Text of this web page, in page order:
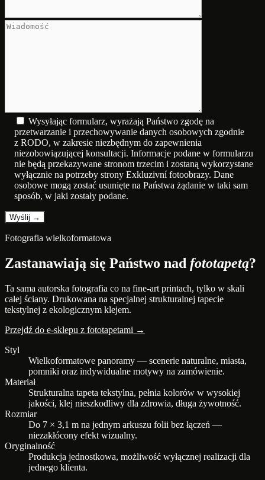
Wysyłając formularz, wyrażają Państwo zgodę na
przetwarzanie i przechowywanie danych osobowych zgodnie
z RODO, w zakresie niezbędnym do zapewnienia
niezobowiązującej konsultacji. Informacje podane w formularzu
nie będą przekazywane stronom trzecim i zostaną wykorzystane
wyłącznie na potrzeby strony Exkluzivní fotoobrazy. Dane
osobowe mogą zostać usunięte na Państwa żądanie w taki sam
sposób, w jaki zostały podane.
Fotografia wielkoformatowa
Zastanawiają się Państwo nad fototapetą?
Ta sama autorska fotografia co na fine-art printach, tylko w skali
całej ściany. Drukowana na specjalnej strukturalnej tapecie
tekstylnej z ekologicznym klejem.
Przejdź do e-sklepu z fototapetami →
Styl
Wielkoformatowe panoramy — scenerie naturalne, miasta,
pomniki oraz indywidualne motywy na zamówienie.
Materiał
Strukturalna tapeta tekstylna, pełnia kolorów w wysokiej
jakości, klej nieszkodliwy dla zdrowia, długa żywotność.
Rozmiar
Do 7 × 3,1 m na jednym arkuszu folii bez łączeń —
niezakłócony efekt wizualny.
Oryginalność
Produkcja jednostkowa, możliwość wyłącznej realizacji dla
jednego klienta.